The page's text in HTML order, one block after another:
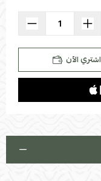
اشتري الآن